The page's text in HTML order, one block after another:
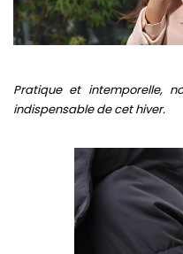
Pratique et intemporelle,
indispensable de cet hiver.